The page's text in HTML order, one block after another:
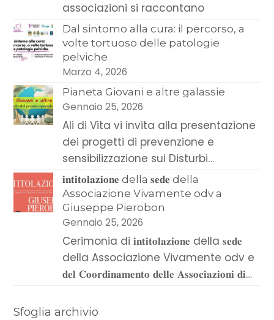
associazioni si raccontano
Dal sintomo alla cura: il percorso, a
volte tortuoso delle patologie
pelviche
Marzo 4, 2026
Pianeta Giovani e altre galassie
Gennaio 25, 2026
Ali di Vita vi invita alla presentazione
dei progetti di prevenzione e
sensibilizzazione sui Disturbi…
𝐢𝐧𝐭𝐢𝐭𝐨𝐥𝐚𝐳𝐢𝐨𝐧𝐞 della 𝐬𝐞𝐝𝐞 della
Associazione Vivamente odv a
Giuseppe Pierobon
Gennaio 25, 2026
Cerimonia di 𝐢𝐧𝐭𝐢𝐭𝐨𝐥𝐚𝐳𝐢𝐨𝐧𝐞 della 𝐬𝐞𝐝𝐞
della Associazione Vivamente odv e
𝐝𝐞𝐥 𝐂𝐨𝐨𝐫𝐝𝐢𝐧𝐚𝐦𝐞𝐧𝐭𝐨 𝐝𝐞𝐥𝐥𝐞 𝐀𝐬𝐬𝐨𝐜𝐢𝐚𝐳𝐢𝐨𝐧𝐢 𝐝𝐢…
Sfoglia archivio